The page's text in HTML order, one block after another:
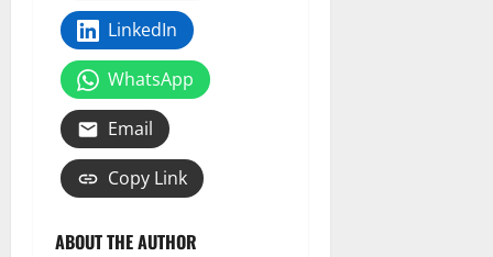
LinkedIn
WhatsApp
Email
Copy Link
ABOUT THE AUTHOR